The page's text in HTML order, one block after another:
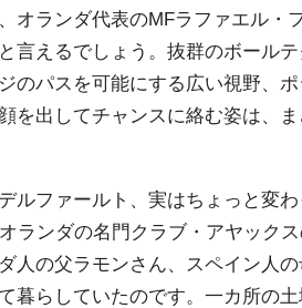
オランダ代表のMFラファエル・
言えるでしょう。抜群のボール
のパスを可能にする広い視野、
を出してチャンスに絡む姿は、
ルファールト、実はちょっと変
ランダの名門クラブ・アヤック
人の父ラモンさん、スペイン人の
暮らしていたのです。一カ所の土